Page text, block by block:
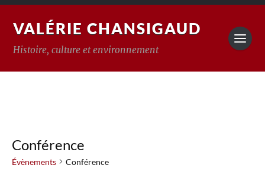
VALÉRIE CHANSIGAUD
Histoire, culture et environnement
Conférence
Évènements Conférence